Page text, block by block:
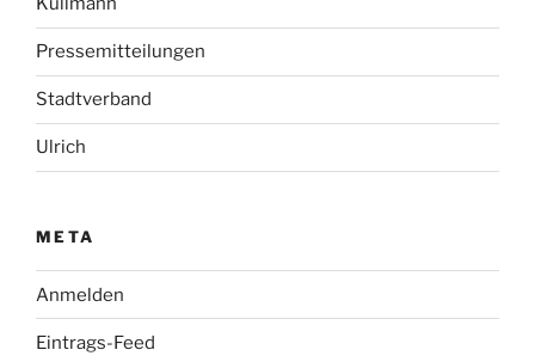
Pressemitteilungen
Stadtverband
Ulrich
META
Anmelden
Eintrags-Feed